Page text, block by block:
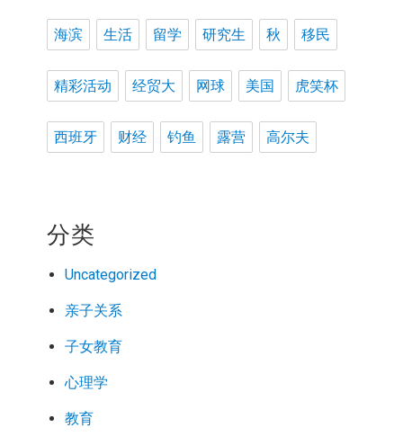
海滨 生活 留学 研究生 秋 移民
精彩活动 经贸大 网球 美国 虎笑杯
西班牙 财经 钓鱼 露营 高尔夫
分类
Uncategorized
亲子关系
子女教育
心理学
教育